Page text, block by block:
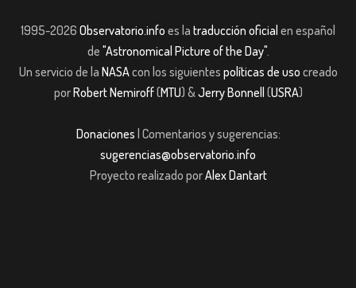
1995-2026 Observatorio.info es la traducción oficial en español
de "Astronomical Picture of the Day".
Un servicio de la NASAcon los siguientes políticas de uso creado
porRobert Nemiroff(MTU) &Jerry Bonnell (USRA)
Donaciones | Comentarios y sugerencias:
sugerencias@observatorio.info
Proyecto realizado porAlex Dantart